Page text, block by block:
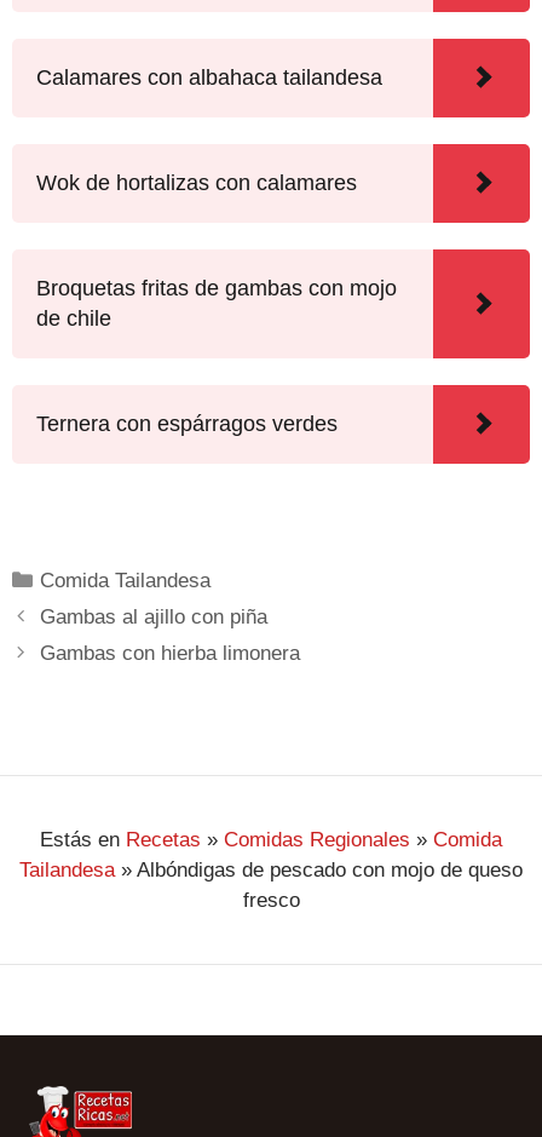
Calamares con albahaca tailandesa
Wok de hortalizas con calamares
Broquetas fritas de gambas con mojo
de chile
Ternera con espárragos verdes
Comida Tailandesa
Gambas al ajillo con piña
Gambas con hierba limonera
Estás en Recetas » Comidas Regionales » Comida
Tailandesa » Albóndigas de pescado con mojo de queso
fresco